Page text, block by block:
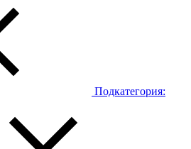
Подкатегория: